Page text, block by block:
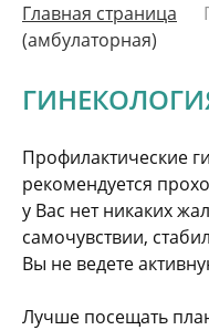
Главная страница
(амбулаторная)
Профилактические
рекомендуется
у Вас нет никаких
самочувствии,
Вы не ведете
Лучше посещать